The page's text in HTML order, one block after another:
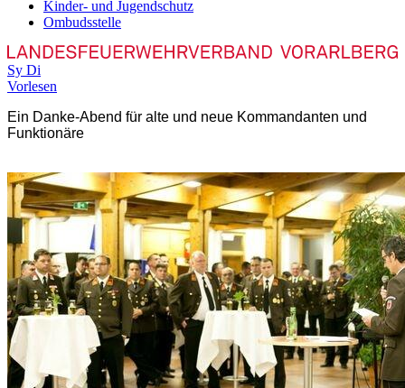
Kinder- und Jugendschutz
Ombudsstelle
Sy Di
Vorlesen
Ein Danke-Abend für alte und neue Kommandanten und
Funktionäre